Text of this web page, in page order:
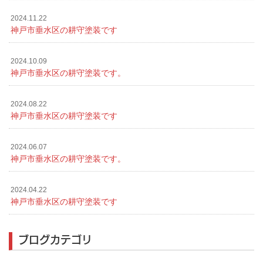
2024.11.22
神戸市垂水区の耕守塗装です
2024.10.09
神戸市垂水区の耕守塗装です。
2024.08.22
神戸市垂水区の耕守塗装です
2024.06.07
神戸市垂水区の耕守塗装です。
2024.04.22
神戸市垂水区の耕守塗装です
ブログカテゴリ